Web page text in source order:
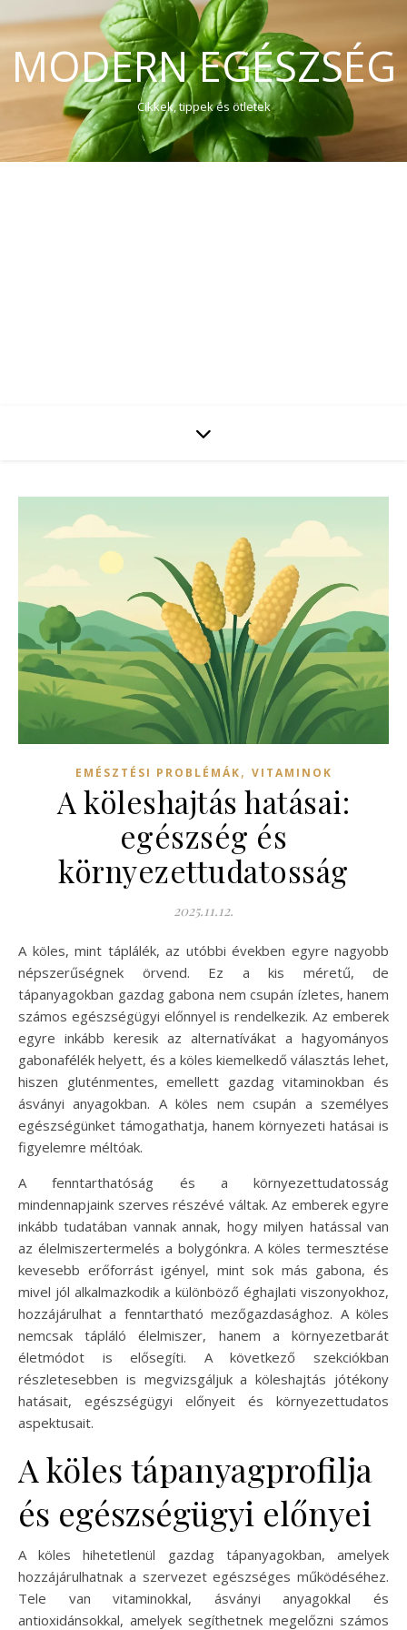
MODERN EGÉSZSÉG
Cikkek, tippek és ötletek
EMÉSZTÉSI PROBLÉMÁK, VITAMINOK
A köleshajtás hatásai:
egészség és
környezettudatosság
2025.11.12.
A köles, mint táplálék, az utóbbi években egyre nagyobb
népszerűségnek örvend. Ez a kis méretű, de
tápanyagokban gazdag gabona nem csupán ízletes, hanem
számos egészségügyi előnnyel is rendelkezik. Az emberek
egyre inkább keresik az alternatívákat a hagyományos
gabonafélék helyett, és a köles kiemelkedő választás lehet,
hiszen gluténmentes, emellett gazdag vitaminokban és
ásványi anyagokban. A köles nem csupán a személyes
egészségünket támogathatja, hanem környezeti hatásai is
figyelemre méltóak.
A fenntarthatóság és a környezettudatosság
mindennapjaink szerves részévé váltak. Az emberek egyre
inkább tudatában vannak annak, hogy milyen hatással van
az élelmiszertermelés a bolygónkra. A köles termesztése
kevesebb erőforrást igényel, mint sok más gabona, és
mivel jól alkalmazkodik a különböző éghajlati viszonyokhoz,
hozzájárulhat a fenntartható mezőgazdasághoz. A köles
nemcsak tápláló élelmiszer, hanem a környezetbarát
életmódot is elősegíti. A következő szekciókban
részletesebben is megvizsgáljuk a köleshajtás jótékony
hatásait, egészségügyi előnyeit és környezettudatos
aspektusait.
A köles tápanyagprofilja
és egészségügyi előnyei
A köles hihetetlenül gazdag tápanyagokban, amelyek
hozzájárulhatnak a szervezet egészséges működéséhez.
Tele van vitaminokkal, ásványi anyagokkal és
antioxidánsokkal, amelyek segíthetnek megelőzni számos